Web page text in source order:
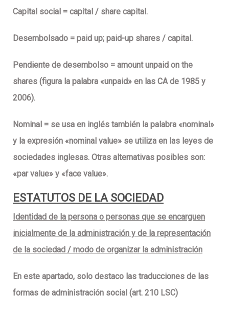
Capital social = capital / share capital.
Desembolsado = paid up; paid-up shares / capital.
Pendiente de desembolso = amountunpaid on the
shares (figura la palabra «unpaid» en las CA de 1985 y
2006).
Nominal = se usa en inglés también la palabra «nominal »
y la expresión «nominal value» se utiliza en las leyes de
sociedades inglesas. Otras alternativas posibles son:
«par value» y «face value».
ESTATUTOS DE LA SOCIEDAD
Identidad de la persona o personas que se encarguen
inicialmente de la administración y de la representación
de la sociedad / modo de organizar la administración
En este apartado, solo destaco las traducciones de las
formas de administración social (art. 210 LSC)